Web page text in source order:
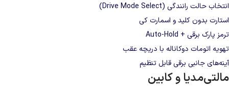
انتخاب حالت رانندگی (Drive Mode Select)
استارت بدون کلید و اسمارت‌ کی
ترمز پارک برقی + Auto-Hold
تهویه اتومات دوکاناله با دریچه عقب
آینه‌های جانبی برقی قابل تنظیم
مالتی‌مدیا و کابین